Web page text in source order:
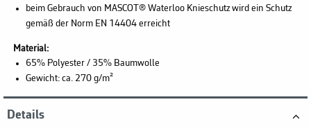
beim Gebrauch von MASCOT® Waterloo Knieschutz wird ein Schutz
gemäß der Norm EN 14404 erreicht
Material:
65% Polyester / 35% Baumwolle
Gewicht: ca. 270 g/m²
Details